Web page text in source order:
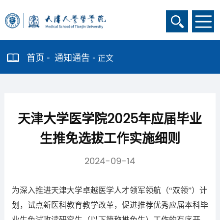
首页 通知通告 正文
天津大学医学院2025年应届毕业
生推免选拔工作实施细则
2024-09-14
为深入推进天津大学卓越医学人才领军领航（“双领”）计
划，试点新医科教育教学改革，促进推荐优秀应届本科毕